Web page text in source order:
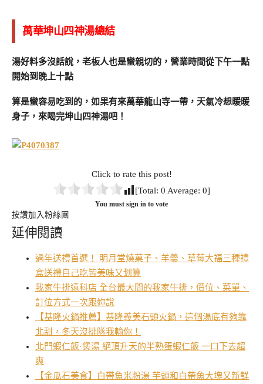
萬華坤山四神湯總結
湯好料多沒話說，老板人也是蠻親切的，營業時間從下午一點
開始到晚上十點
算是蠻容易吃到的，如果有來萬華龍山寺一帶，天氣冷想暖暖
身子，來喝完坤山四神湯吧！
Click to rate this post!
[Total: 0 Average: 0]
You must sign in to vote
按讚加入粉絲團
延伸閱讀
過年送禮首選！ 明月堂燒菓子、羊羹、草莓大福三種禮
盒送禮自己吃皆美味又划算
我家牛排遠科店 全台最大間的我家牛排，價位、菜單、
訂位方式一次跟妳說
【基隆火鍋推薦】基隆義美石頭火鍋，這個湯底有夠靠
北甜，冬天沒排隊我輸你！
北門蝦仁飯·煲湯 絕頂升天的半熟蛋蝦仁飯 一口下去超
爽
【金瓜石美食】白帶魚米粉湯 芋頭和白帶魚大塊又新鮮